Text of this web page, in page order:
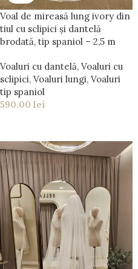
Voal de mireasă lung ivory din
tiul cu sclipici și dantelă
brodată, tip spaniol – 2,5 m
Voaluri cu dantelă, Voaluri cu
sclipici, Voaluri lungi, Voaluri
tip spaniol
590.00 lei